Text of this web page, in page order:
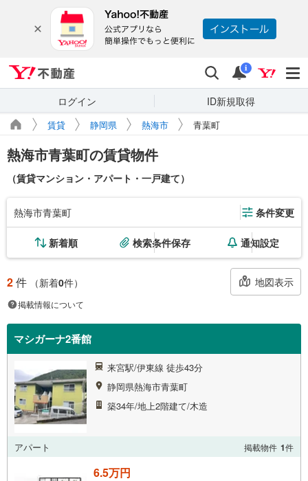
検索 通知
i
ログイン ID新規取得
賃貸 静岡県 熱海市 青葉町
熱海市青葉町の賃貸物件
（賃貸マンション・アパート・一戸建て）
熱海市青葉町 条件変更
新着順 検索条件保存 通知設定
2件 （新着0件） 地図表示
掲載情報について
マシガーナ2番館
来宮駅/伊東線 徒歩43分
静岡県熱海市青葉町
築34年/地上2階建て/木造
アパート 掲載物件 1件
6.5万円